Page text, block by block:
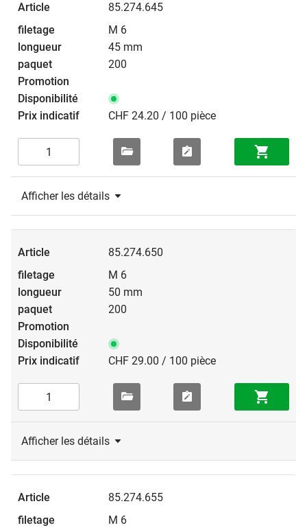
85.274.645
M 6
45 mm
200
CHF 24.20 / 100 pièce
Afficher les détails
85.274.650
M 6
50 mm
200
CHF 29.00 / 100 pièce
Afficher les détails
85.274.655
M 6